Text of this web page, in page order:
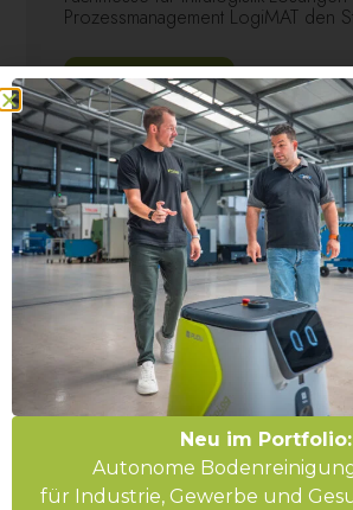
Prozessmanagement LogiMAT den
Mehr erfahren
Neu im Portfolio:
Autonome
für Industrie, Gewerbe und